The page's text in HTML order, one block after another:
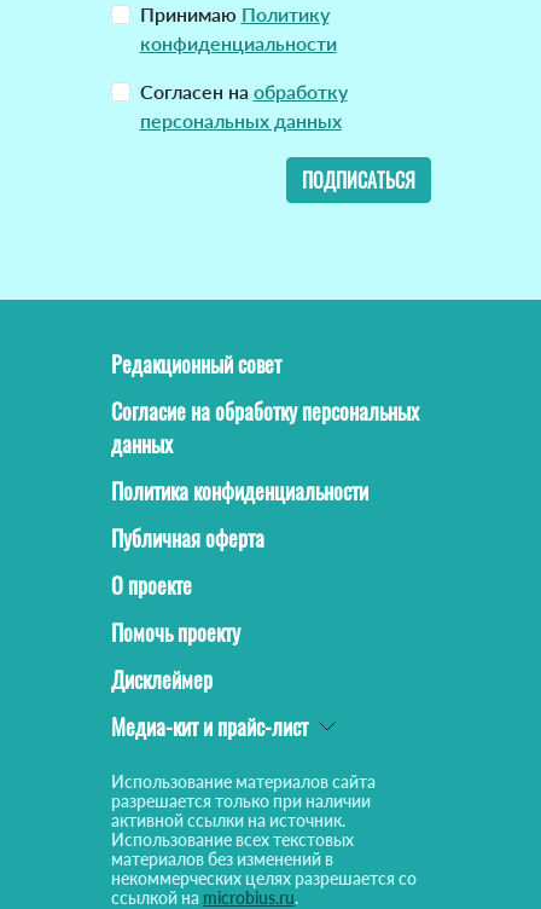
Принимаю Политику
конфиденциальности
Согласен на обработку
персональных данных
ПОДПИСАТЬСЯ
Редакционный совет
Согласие на обработку персональных
данных
Политика конфиденциальности
Публичная оферта
О проекте
Помочь проекту
Дисклеймер
Медиа-кит и прайс-лист
Использование материалов сайта
разрешается только при наличии
активной ссылки на источник.
Использование всех текстовых
материалов без изменений в
некоммерческих целях разрешается со
ссылкой на microbius.ru.